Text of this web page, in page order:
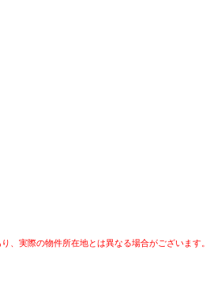
、実際の物件所在地とは異なる場合がございます。